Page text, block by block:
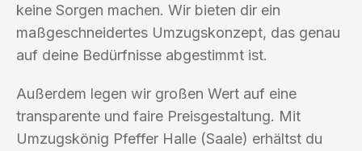
keine Sorgen machen. Wir bieten dir ein
maßgeschneidertes Umzugskonzept, das genau
auf deine Bedürfnisse abgestimmt ist.
Außerdem legen wir großen Wert auf eine
transparente und faire Preisgestaltung. Mit
Umzugskönig Pfeffer Halle (Saale) erhältst du